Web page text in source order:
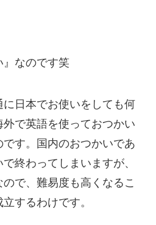
』なのです笑
日本でお使いをしても何
外で英語を使っておつかい
です。国内のおつかいであ
終わってしまいますが、
で、難易度も高くなるこ
するわけです。